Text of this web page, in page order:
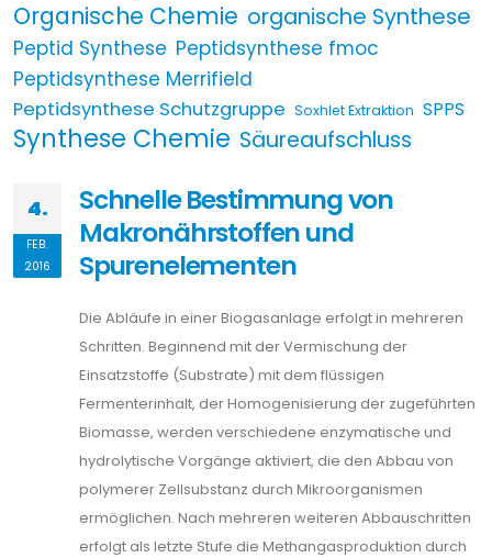
Organische Chemie organische Synthese
Peptid Synthese Peptidsynthese fmoc
Peptidsynthese Merrifield
Peptidsynthese Schutzgruppe Soxhlet Extraktion SPPS
Synthese Chemie Säureaufschluss
4.
FEB.
2016
Schnelle Bestimmung von
Makronährstoffen und
Spurenelementen
Die Abläufe in einer Biogasanlage erfolgt in mehreren
Schritten. Beginnend mit der Vermischung der
Einsatzstoffe (Substrate) mit dem flüssigen
Fermenterinhalt, der Homogenisierung der zugeführten
Biomasse, werden verschiedene enzymatische und
hydrolytische Vorgänge aktiviert, die den Abbau von
polymerer Zellsubstanz durch Mikroorganismen
ermöglichen. Nach mehreren weiteren Abbauschritten
erfolgt als letzte Stufe die Methangasproduktion durch